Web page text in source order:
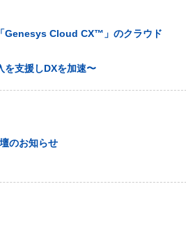
Genesys Cloud CX™️」のクラウド
を支援しDXを加速〜
のお知らせ